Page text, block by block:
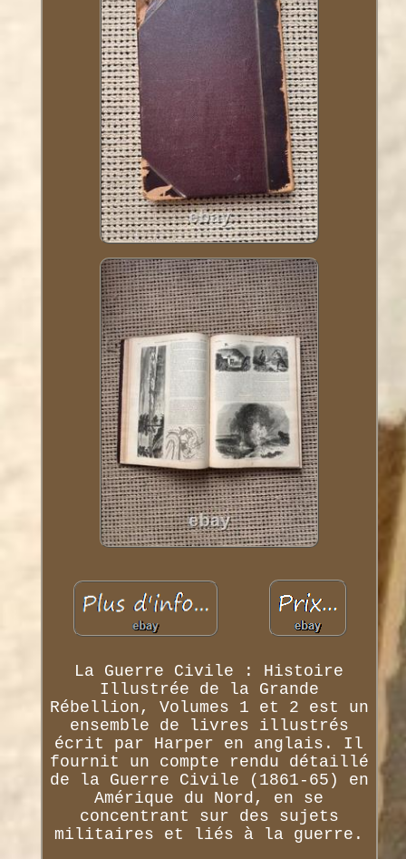
La Guerre Civile : Histoire
Illustrée de la Grande
Rébellion, Volumes 1 et 2 est un
ensemble de livres illustrés
écrit par Harper en anglais. Il
fournit un compte rendu détaillé
de la Guerre Civile (1861-65) en
Amérique du Nord, en se
concentrant sur des sujets
militaires et liés à la guerre.